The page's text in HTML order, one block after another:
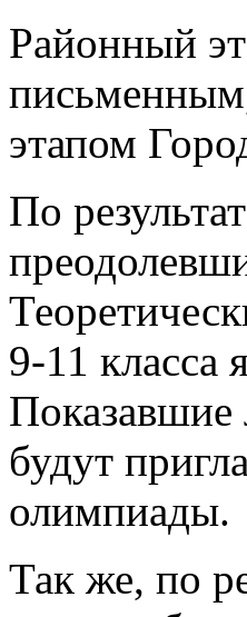
Районный
этапом
По
9-11 класса
Показавшие
будут
олимпиады.
Так же, по